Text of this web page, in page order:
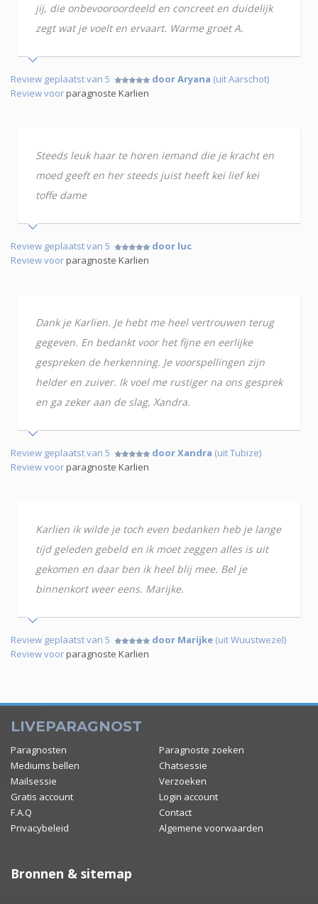
jij, die onbevooroordeeld en concreet en duidelijk
zegt wat je voelt en ervaart. Warme groet A.
Review geplaatst van 5 door Aryana (uit Aarschot)
Review voorparagnoste Karlien
Steeds leuk haar te horen iemand die je kracht en
moed geeft en her steeds juist heeft kei lief kei
toffe dame
Review geplaatst van 5
door luc
Review voorparagnoste Karlien
Dank je Karlien. Je hebt me heel vertrouwen terug
gegeven. En bedankt voor het fijne en eerlijke
gespreken de herkenning. Je voorspellingen zijn
helder en zuiver. Ik voel me rustiger na ons gesprek
en ga zeker aan de slag, Xandra.
Review geplaatst van 5 door Xandra (uit Tubize)
Review voorparagnoste Karlien
Karlien ik wilde je toch even bedanken heb je lange
tijd geleden gebeld en ik moet zeggen alles is uit
gekomen en daar ben ik heel blij mee. Bel je
binnenkort weer eens. Marijke.
Review geplaatst van 5 door Marijke (uit Wuustwezel)
Review voorparagnoste Karlien
LIVEPARAGNOST
Paragnosten
Paragnoste zoeken
Mediums bellen
Chatsessie
Mailsessie
Verzoeken
Gratis account
Login account
F.A.Q
Contact
Privacybeleid
Algemene voorwaarden
Bronnen & sitemap